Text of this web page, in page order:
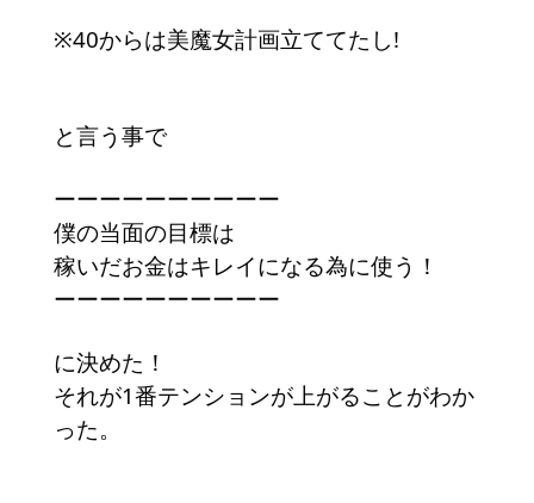
※40からは美魔女計画立ててたし!
と言う事で
ーーーーーーーーーー
僕の当面の目標は
稼いだお金はキレイになる為に使う！
ーーーーーーーーーー
に決めた！
それが1番テンションが上がることがわか
った。